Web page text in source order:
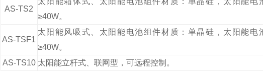
AS-TS2
≥40W。
AS-TSF1
太阳能风吸式 、太阳能电池组件材质：单晶硅，太阳能电
≥40W。
AS-TS10 太阳能立杆式、 联网型，可远程控制 。